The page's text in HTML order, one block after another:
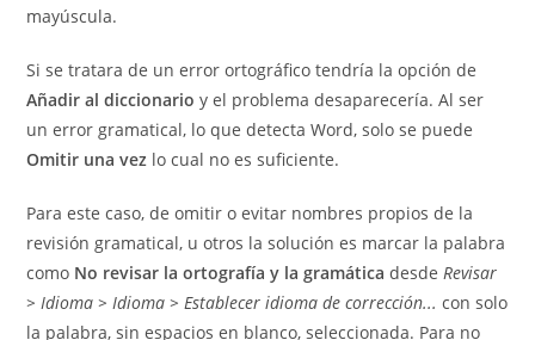
mayúscula.
Si se tratara de un error ortográfico tendría la opción de
Añadir al diccionario y el problema desaparecería. Al ser
un error gramatical, lo que detecta Word, solo se puede
Omitir una vez lo cual no es suficiente.
Para este caso, de omitir o evitar nombres propios de la
revisión gramatical, u otros la solución es marcar la palabra
como No revisar la ortografía y la gramática desdeRevisar
> Idioma > Idioma > Establecer idioma de corrección... con solo
la palabra, sin espacios en blanco, seleccionada. Para no